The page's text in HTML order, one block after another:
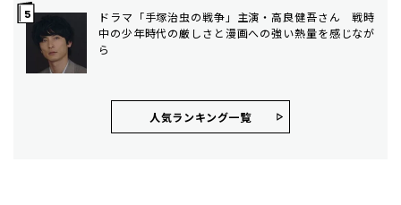
ドラマ「手塚治虫の戦争」主演・高良健吾さん 戦時
中の少年時代の厳しさと漫画への強い熱量を感じなが
ら
人気ランキング⼀覧